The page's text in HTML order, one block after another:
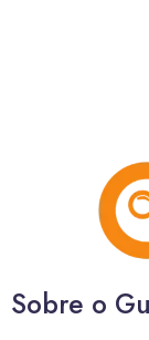
Sobre o